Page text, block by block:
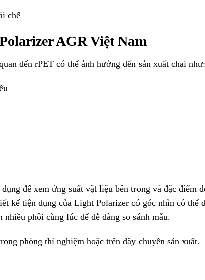
chế
AGR Việt Nam
đến rPET có thể ảnh hưởng đến sản xuất chai như:
để xem ứng suất vật liệu bên trong và đặc điểm
kế tiện dụng của Light Polarizer có góc nhìn có thể
phôi cùng lúc để dễ dàng so sánh mẫu.
phòng thí nghiệm hoặc trên dây chuyền sản xuất.